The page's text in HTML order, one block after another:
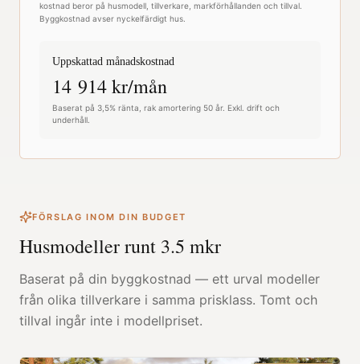
kostnad beror på husmodell, tillverkare, markförhållanden och tillval.
Byggkostnad avser nyckelfärdigt hus.
Uppskattad månadskostnad
14 914kr/mån
Baserat på 3,5% ränta, rak amortering 50 år. Exkl. drift och
underhåll.
FÖRSLAG INOM DIN BUDGET
Husmodeller runt 3.5 mkr
Baserat på din byggkostnad — ett urval modeller
från olika tillverkare i samma prisklass. Tomt och
tillval ingår inte i modellpriset.